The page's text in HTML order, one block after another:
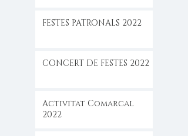
FESTES PATRONALS 2022
CONCERT DE FESTES 2022
Activitat Comarcal
2022